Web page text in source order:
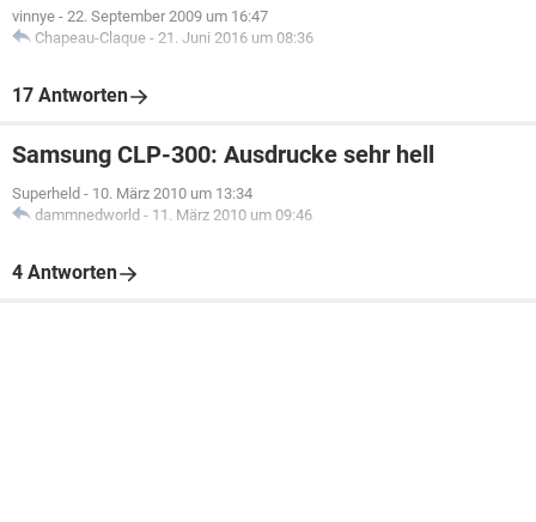
vinnye - 22. September 2009 um 16:47
Chapeau-Claque - 21. Juni 2016 um 08:36
17 Antworten
Samsung CLP-300: Ausdrucke sehr hell
Superheld - 10. März 2010 um 13:34
dammnedworld - 11. März 2010 um 09:46
4 Antworten